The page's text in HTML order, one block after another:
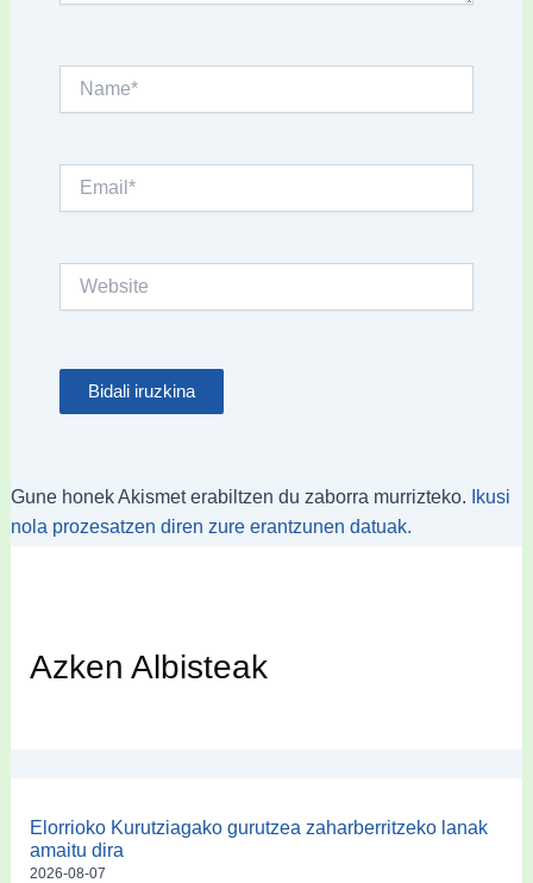
Gune honek Akismet erabiltzen du zaborra murrizteko.
Ikusi
nola prozesatzen diren zure erantzunen datuak.
Azken Albisteak
Elorrioko Kurutziagako gurutzea zaharberritzeko lanak
amaitu dira
2026-08-07